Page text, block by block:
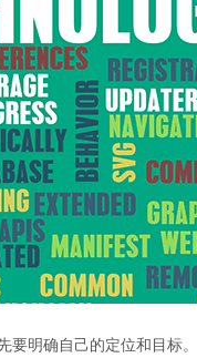
要明确自己的定位和目标